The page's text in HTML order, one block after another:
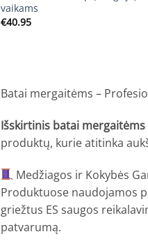
vaikams
€40.95
Batai mergaitėms –
Išskirtinis batai
produktų, kurie atitinka
Medžiagos ir Kokybės
Produktuose naudojamos
griežtus ES saugos
patvarumą.